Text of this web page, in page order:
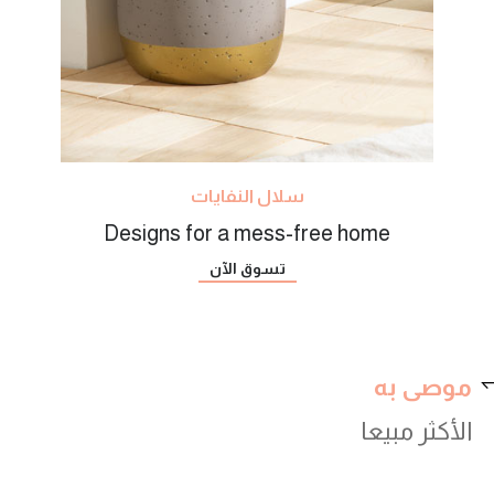
سلال النفايات
Designs for a mess-free home
تسوق الآن
موصى به
الأكثر مبيعا